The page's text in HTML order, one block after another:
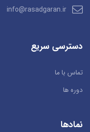
info@rasadgaran.ir
دسترسی سریع
تماس با ما
دوره ها
نمادها